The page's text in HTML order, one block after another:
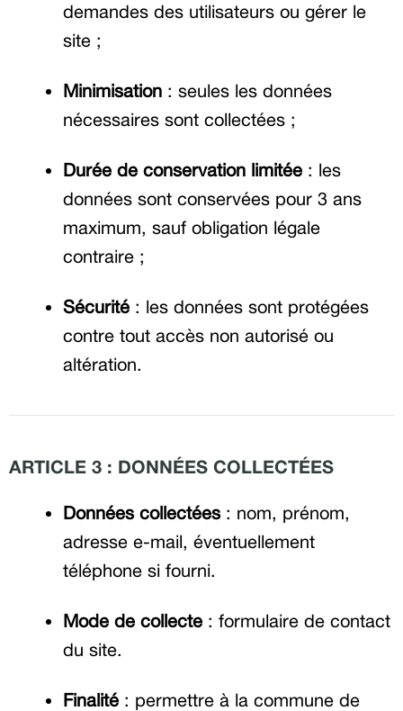
demandes des utilisateurs ou gérer le
site ;
Minimisation : seules les données
nécessaires sont collectées ;
Durée de conservation limitée : les
données sont conservées pour 3 ans
maximum, sauf obligation légale
contraire ;
Sécurité : les données sont protégées
contre tout accès non autorisé ou
altération.
ARTICLE 3 : DONNÉES COLLECTÉES
Données collectées: nom, prénom,
adresse e-mail, éventuellement
téléphone si fourni.
Mode de collecte : formulaire de contact
du site.
Finalité : permettre à la commune de